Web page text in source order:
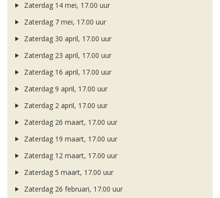
Zaterdag 14 mei, 17.00 uur
Zaterdag 7 mei, 17.00 uur
Zaterdag 30 april, 17.00 uur
Zaterdag 23 april, 17.00 uur
Zaterdag 16 april, 17.00 uur
Zaterdag 9 april, 17.00 uur
Zaterdag 2 april, 17.00 uur
Zaterdag 26 maart, 17.00 uur
Zaterdag 19 maart, 17.00 uur
Zaterdag 12 maart, 17.00 uur
Zaterdag 5 maart, 17.00 uur
Zaterdag 26 februari, 17.00 uur